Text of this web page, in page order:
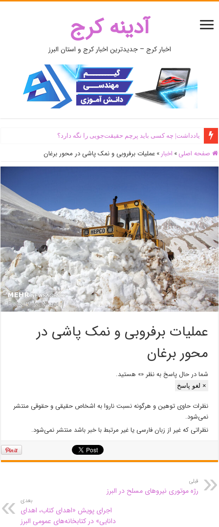
آدینه کرج
اخبار کرج – جدیدترین اخبار کرج و استان البرز
یادداشت| ‌چه کسی باید پرچم حقیقت‌جویی را نگه دارد؟
صفحه اصلی » اخبار » عملیات برفروبی و نمک پاشی در محور برغان
عملیات برفروبی و نمک پاشی در
محور برغان
شما در حال پاسخ به نظر «» هستید.
× لغو پاسخ
نظرات حاوی توهین و هرگونه نسبت ناروا به اشخاص حقیقی و حقوقی منتشر
نمی‌شود.
نظراتی که غیر از زبان فارسی یا غیر مرتبط با خبر باشد منتشر نمی‌شود.
قبلی
رژه موتوری نیروهای مسلح در البرز
بعدی
اجرای پویش «اهدای کتاب، اهدای
دانایی» در کتابخانه‌های عمومی البرز